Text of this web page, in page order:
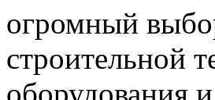
огромный
строительной